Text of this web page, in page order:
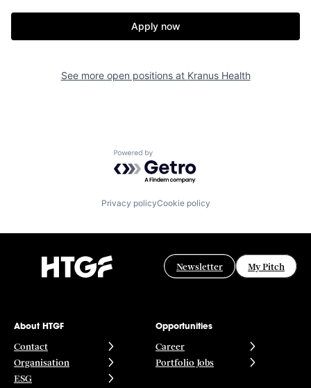
Apply now
See more open positions at Kranus Health
Powered by Getro.com
Privacy policyCookie policy
Newsletter My Pitch
About HTGF
Contact
Organisation
ESG
Opportunities
Career
Portfolio Jobs